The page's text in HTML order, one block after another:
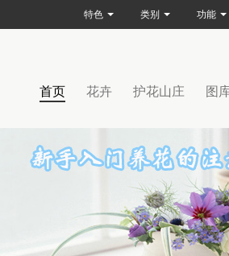
首页 花卉 护花山庄 图
特色 类别 功能